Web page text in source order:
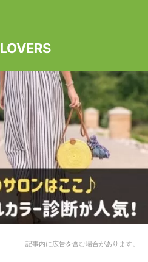
記事内に広告を含む場合があります。